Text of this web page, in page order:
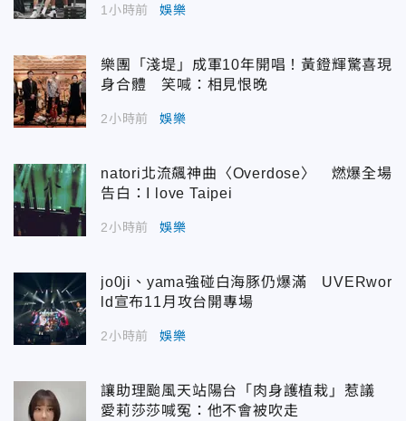
1小時前 娛樂
樂團「淺堤」成軍10年開唱！黃鐙輝驚喜現
身合體 笑喊：相見恨晚
2小時前 娛樂
natori北流飆神曲〈Overdose〉 燃爆全場
告白：I love Taipei
2小時前 娛樂
jo0ji、yama強碰白海豚仍爆滿 UVERwor
ld宣布11月攻台開專場
2小時前 娛樂
讓助理颱風天站陽台「肉身護植栽」惹議
愛莉莎莎喊冤：他不會被吹走